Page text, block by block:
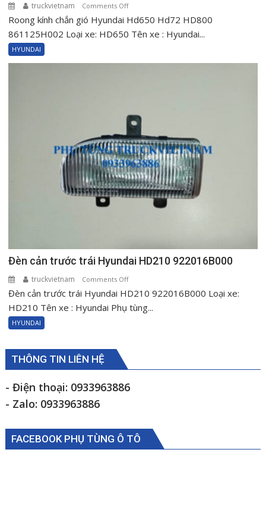
truckvietnam Comments Offon
Roong
kính
861125H002
Roong kính chắn gió Hyundai Hd650 Hd72 HD800
861125H002 Loại xe: HD650 Tên xe : Hyundai...
HYUNDAI
Đèn cản trước trái Hyundai HD210 922016B000
truckvietnam Comments Offon
Đèn
cản
922016B000
Đèn cản trước trái Hyundai HD210 922016B000 Loại xe:
HD210 Tên xe : Hyundai Phụ tùng...
HYUNDAI
THÔNG TIN LIÊN HỆ
- Điện thoại: 0933963886
- Zalo: 0933963886
FACEBOOK PHỤ TÙNG Ô TÔ